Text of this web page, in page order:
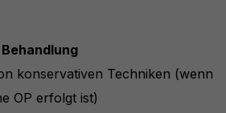
konservativen Techniken (wenn
OP erfolgt ist)